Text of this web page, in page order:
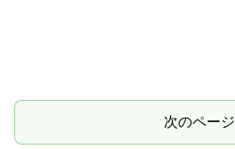
次のページ